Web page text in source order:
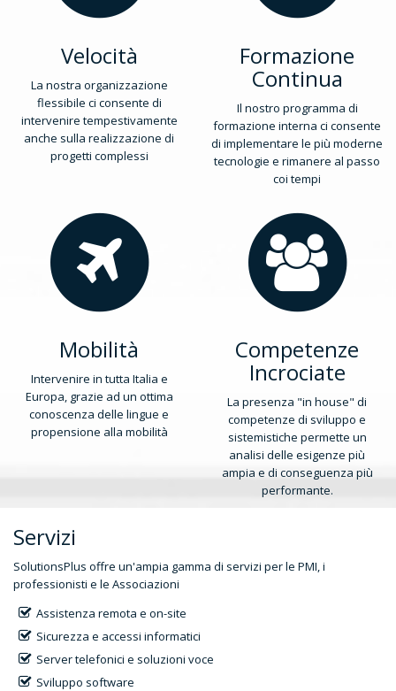
Velocità
La nostra organizzazione
flessibile ci consente di
intervenire tempestivamente
anche sulla realizzazione di
progetti complessi
Formazione
Continua
Il nostro programma di
formazione interna ci consente
di implementare le più moderne
tecnologie e rimanere al passo
coi tempi
Mobilità
Intervenire in tutta Italia e
Europa, grazie ad un ottima
conoscenza delle lingue e
propensione alla mobilità
Competenze
Incrociate
La presenza "in house" di
competenze di sviluppo e
sistemistiche permette un
analisi delle esigenze più
ampia e di conseguenza più
performante.
Servizi
SolutionsPlus offre un'ampia gamma di servizi per le PMI, i
professionisti e le Associazioni
Assistenza remota e on-site
Sicurezza e accessi informatici
Server telefonici e soluzioni voce
Sviluppo software